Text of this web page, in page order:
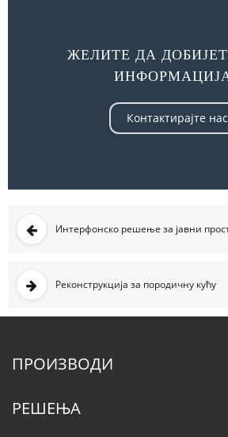
ЖЕЛИТЕ ДА
Контактирајте нас
Интерфонско решење за јавни
Реконструкција за породичну кућу
ПРОИЗВОДИ
РЕШЕЊА